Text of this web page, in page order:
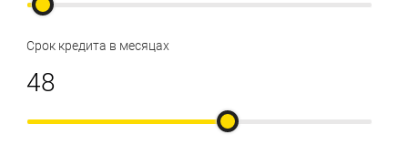
Срок кредита в месяцах